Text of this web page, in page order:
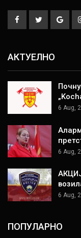
АКТУЕЛНО
6 Aug,
6 Aug,
6 Aug,
ПОПУЛАРНО